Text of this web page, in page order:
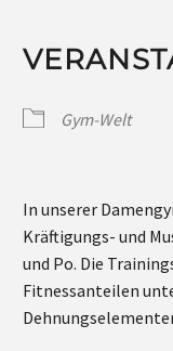
Gym-Welt
In unserer
Kräftigungs- und
und Po. Die
Fitnessanteilen